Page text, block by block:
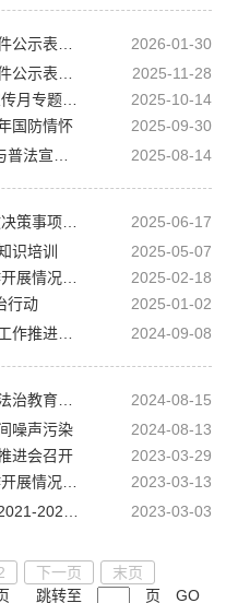
2026-01-30
2025-11-28
2025-10-14
国防情怀
2025-09-30
2025-08-14
2025-06-17
识培训
2025-05-07
2025-02-18
行动
2025-01-02
2024-09-08
2024-08-15
噪声污染
2024-08-13
进会召开
2023-03-29
2023-03-13
2023-03-03
下一页
末页
跳转至 页 GO